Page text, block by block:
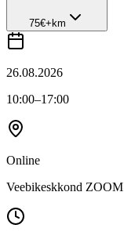
75€+km
26.08.2026
10:00–17:00
Online
Veebikeskkond ZOOM